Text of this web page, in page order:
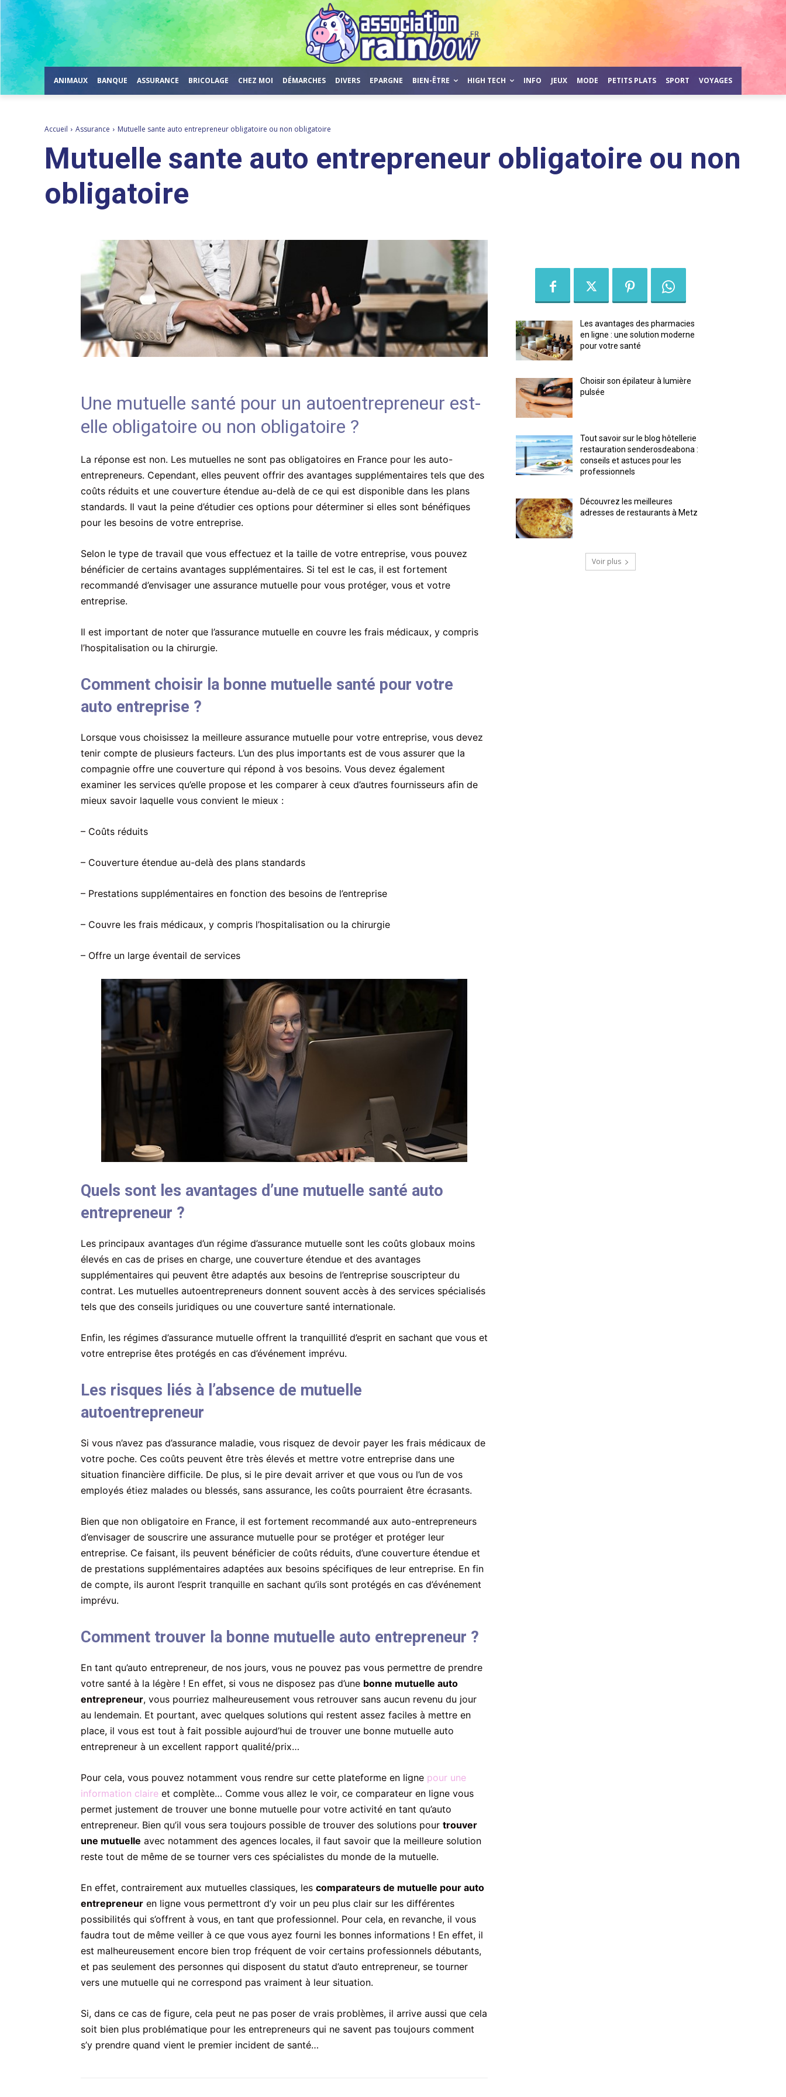
ANIMAUX BANQUE ASSURANCE BRICOLAGE CHEZ MOI DÉMARCHES DIVERS EPARGNE BIEN-ÊTRE HIGH TECH INFO JEUX MODE PETITS PLATS SPORT VOYAGES
Accueil Assurance Mutuelle sante auto entrepreneur obligatoire ou non obligatoire
Mutuelle sante auto entrepreneur obligatoire ou non
obligatoire
Une mutuelle santé pour un autoentrepreneur est-
elle obligatoire ou non obligatoire ?
La réponse est non. Les mutuelles ne sont pas obligatoires en France pour les auto-
entrepreneurs. Cependant, elles peuvent offrir des avantages supplémentaires tels que des
coûts réduits et une couverture étendue au-delà de ce qui est disponible dans les plans
standards. Il vaut la peine d’étudier ces options pour déterminer si elles sont bénéfiques
pour les besoins de votre entreprise.
Selon le type de travail que vous effectuez et la taille de votre entreprise, vous pouvez
bénéficier de certains avantages supplémentaires. Si tel est le cas, il est fortement
recommandé d’envisager une assurance mutuelle pour vous protéger, vous et votre
entreprise.
Il est important de noter que l’assurance mutuelle en couvre les frais médicaux, y compris
l’hospitalisation ou la chirurgie.
Comment choisir la bonne mutuelle santé pour votre
auto entreprise ?
Lorsque vous choisissez la meilleure assurance mutuelle pour votre entreprise, vous devez
tenir compte de plusieurs facteurs. L’un des plus importants est de vous assurer que la
compagnie offre une couverture qui répond à vos besoins. Vous devez également
examiner les services qu’elle propose et les comparer à ceux d’autres fournisseurs afin de
mieux savoir laquelle vous convient le mieux :
– Coûts réduits
– Couverture étendue au-delà des plans standards
– Prestations supplémentaires en fonction des besoins de l’entreprise
– Couvre les frais médicaux, y compris l’hospitalisation ou la chirurgie
– Offre un large éventail de services
Quels sont les avantages d’une mutuelle santé auto
entrepreneur ?
Les principaux avantages d’un régime d’assurance mutuelle sont les coûts globaux moins
élevés en cas de prises en charge, une couverture étendue et des avantages
supplémentaires qui peuvent être adaptés aux besoins de l’entreprise souscripteur du
contrat. Les mutuelles autoentrepreneurs donnent souvent accès à des services spécialisés
tels que des conseils juridiques ou une couverture santé internationale.
Enfin, les régimes d’assurance mutuelle offrent la tranquillité d’esprit en sachant que vous et
votre entreprise êtes protégés en cas d’événement imprévu.
Les risques liés à l’absence de mutuelle
autoentrepreneur
Si vous n’avez pas d’assurance maladie, vous risquez de devoir payer les frais médicaux de
votre poche. Ces coûts peuvent être très élevés et mettre votre entreprise dans une
situation financière difficile. De plus, si le pire devait arriver et que vous ou l’un de vos
employés étiez malades ou blessés, sans assurance, les coûts pourraient être écrasants.
Bien que non obligatoire en France, il est fortement recommandé aux auto-entrepreneurs
d’envisager de souscrire une assurance mutuelle pour se protéger et protéger leur
entreprise. Ce faisant, ils peuvent bénéficier de coûts réduits, d’une couverture étendue et
de prestations supplémentaires adaptées aux besoins spécifiques de leur entreprise. En fin
de compte, ils auront l’esprit tranquille en sachant qu’ils sont protégés en cas d’événement
imprévu.
Comment trouver la bonne mutuelle auto entrepreneur ?
En tant qu’auto entrepreneur, de nos jours, vous ne pouvez pas vous permettre de prendre
votre santé à la légère ! En effet, si vous ne disposez pas d’une bonne mutuelle auto
entrepreneur, vous pourriez malheureusement vous retrouver sans aucun revenu du jour
au lendemain. Et pourtant, avec quelques solutions qui restent assez faciles à mettre en
place, il vous est tout à fait possible aujourd’hui de trouver une bonne mutuelle auto
entrepreneur à un excellent rapport qualité/prix…
Pour cela, vous pouvez notamment vous rendre sur cette plateforme en ligne pour une
information claire et complète… Comme vous allez le voir, ce comparateur en ligne vous
permet justement de trouver une bonne mutuelle pour votre activité en tant qu’auto
entrepreneur. Bien qu’il vous sera toujours possible de trouver des solutions pour trouver
une mutuelle avec notamment des agences locales, il faut savoir que la meilleure solution
reste tout de même de se tourner vers ces spécialistes du monde de la mutuelle.
En effet, contrairement aux mutuelles classiques, les comparateurs de mutuelle pour auto
entrepreneur en ligne vous permettront d’y voir un peu plus clair sur les différentes
possibilités qui s’offrent à vous, en tant que professionnel. Pour cela, en revanche, il vous
faudra tout de même veiller à ce que vous ayez fourni les bonnes informations ! En effet, il
est malheureusement encore bien trop fréquent de voir certains professionnels débutants,
et pas seulement des personnes qui disposent du statut d’auto entrepreneur, se tourner
vers une mutuelle qui ne correspond pas vraiment à leur situation.
Si, dans ce cas de figure, cela peut ne pas poser de vrais problèmes, il arrive aussi que cela
soit bien plus problématique pour les entrepreneurs qui ne savent pas toujours comment
s’y prendre quand vient le premier incident de santé…
Les avantages des pharmacies
en ligne : une solution moderne
pour votre santé
Choisir son épilateur à lumière
pulsée
Tout savoir sur le blog hôtellerie
restauration senderosdeabona :
conseils et astuces pour les
professionnels
Découvrez les meilleures
adresses de restaurants à Metz
Voir plus